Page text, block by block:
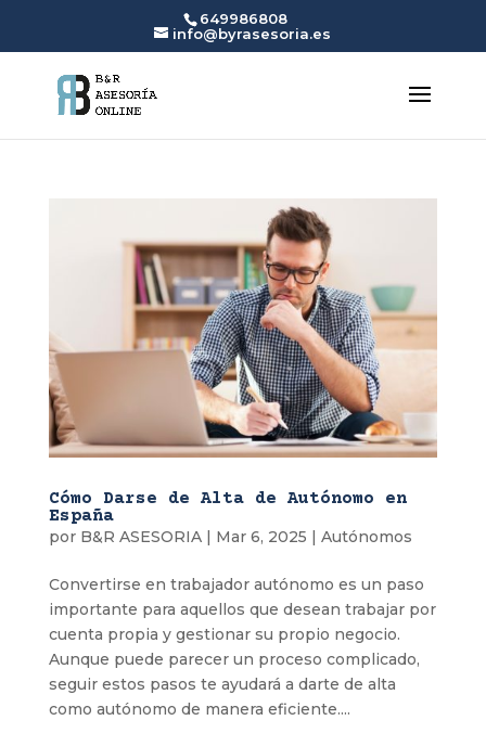
649986808
info@byrasesoria.es
Cómo Darse de Alta de Autónomo en
España
por B&R ASESORIA| Mar 6, 2025 | Autónomos
Convertirse en trabajador autónomo es un paso
importante para aquellos que desean trabajar por
cuenta propia y gestionar su propio negocio.
Aunque puede parecer un proceso complicado,
seguir estos pasos te ayudará a darte de alta
como autónomo de manera eficiente....